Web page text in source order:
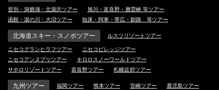
登別・洞爺湖・北湯沢ツアー
旭川・富良野・層雲峡 等ツアー
函館・湯の川・大沼ツアー
知床・阿寒・帯広・釧路 等ツアー
北海道スキー・スノボツアー ルスツリゾートツアー
ニセコグランヒラフツアー
ニセコビレッジツアー
ニセコアンヌプリツアー
キロロスノーワールドツアー
サホロリゾートツアー
富良野ツアー 札幌近郊ツアー
九州ツアー 福岡ツアー 熊本ツアー 宮崎ツアー 鹿児島ツアー